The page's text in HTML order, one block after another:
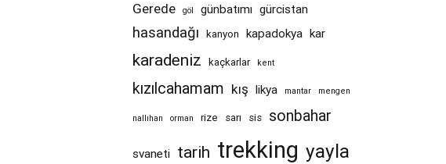
Gerede göl günbatımı gürcistan
hasandağı kanyon kapadokya kar
karadeniz kaçkarlar kent
kızılcahamam kış likya mantar mengen
nallıhan orman rize sarı sis sonbahar
svaneti tarih trekking yayla